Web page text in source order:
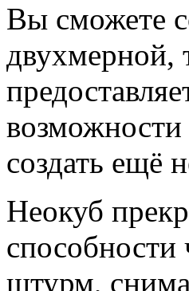
Вы сможете
двухмерной,
создать ещё
Неокуб
способности
штурм,